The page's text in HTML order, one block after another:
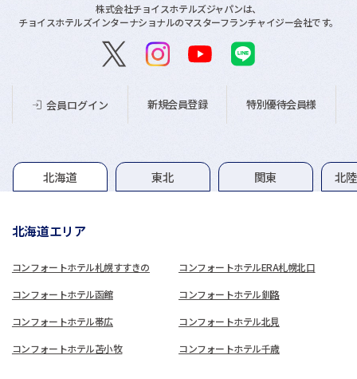
株式会社チョイスホテルズジャパンは、
チョイスホテルズインターナショナルのマスターフランチャイジー会社です。
会員ログイン 新規会員登録 特別優待会員様
グループホテル一覧
北海道 東北 関東 北
北海道エリア
コンフォートホテル札幌すすきの コンフォートホテルERA札幌北口
コンフォートホテル函館 コンフォートホテル釧路
コンフォートホテル帯広 コンフォートホテル北見
コンフォートホテル苫小牧 コンフォートホテル千歳